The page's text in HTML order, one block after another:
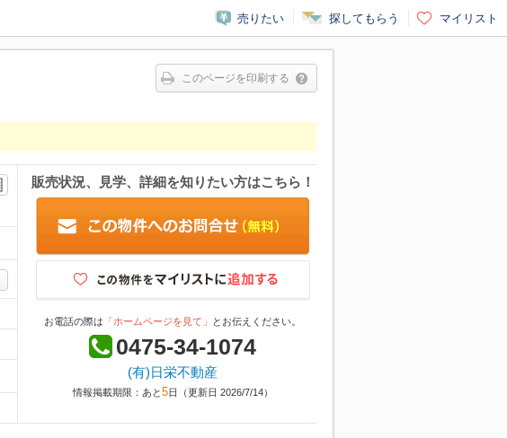
売りたい 探してもらう マイリスト
このページを印刷する
販売状況、見学、詳細を知りたい方はこちら！
お電話の際は 「ホームページを見て」 とお伝えください。
0475-34-1074
(有)日栄不動産
情報掲載期限：あと5日（更新日 2026/7/14）